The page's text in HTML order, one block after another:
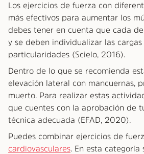
Los ejercicios de fuerza con
más efectivos para aumentar los
debes tener en cuenta que cada
y se deben individualizar las cargas
particularidades (Scielo, 2016).
Dentro de lo que se recomienda
elevación lateral con mancuernas,
muerto. Para realizar estas
que cuentes con la aprobación de
técnica adecuada (EFAD, 2020).
Puedes combinar ejercicios de
cardiovasculares . En esta